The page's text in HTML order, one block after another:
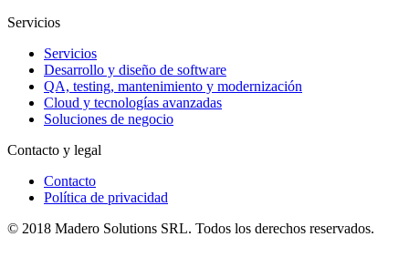
Servicios
Servicios
Desarrollo y diseño de software
QA, testing, mantenimiento y modernización
Cloud y tecnologías avanzadas
Soluciones de negocio
Contacto y legal
Contacto
Política de privacidad
© 2018 Madero Solutions SRL. Todos los derechos reservados.